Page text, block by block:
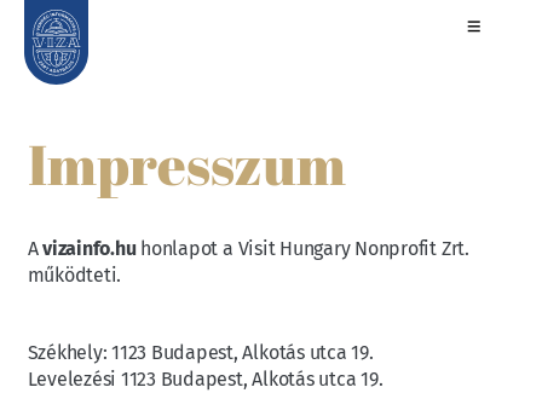
Impresszum
Avizainfo.huhonlapot a Visit Hungary Nonprofit Zrt.
működteti.
Székhely: 1123 Budapest, Alkotás utca 19.
Levelezési 1123 Budapest, Alkotás utca 19.